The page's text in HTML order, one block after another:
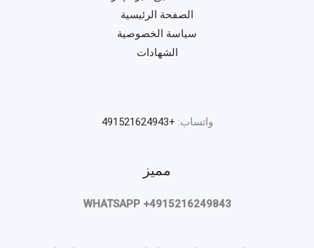
الصفحة الرئيسية
سياسة الخصوصية
الشهادات
واتساب: +491521624943
مميز
WHATSAPP +4915216249843